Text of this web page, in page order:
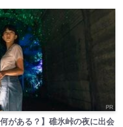
PR
がある？】碓氷峠の夜に出会